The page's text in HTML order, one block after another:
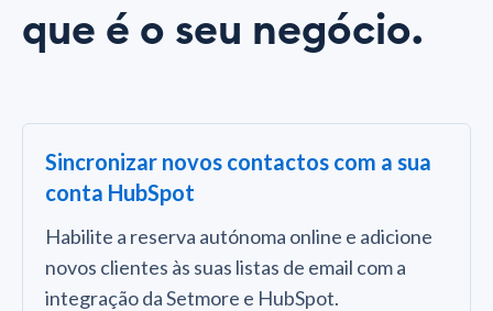
que é o seu negócio.
Sincronizar novos contactos com a sua
conta HubSpot
Habilite a reserva autónoma online e adicione
novos clientes às suas listas de email com a
integração da Setmore e HubSpot.